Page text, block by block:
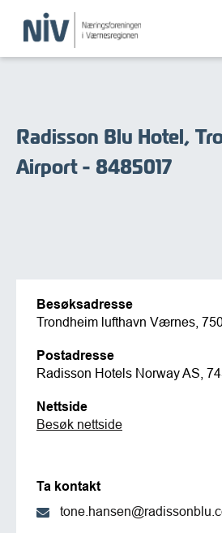
Radisson Blu Hotel,
Airport - 8485017
Besøksadresse
Trondheim lufthavn Værnes,
Postadresse
Radisson Hotels Norway AS,
Nettside
Besøk nettside
Ta kontakt